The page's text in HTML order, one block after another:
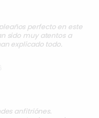
perfecto en este
sido muy atentos a
explicado todo.
anfitriónes.